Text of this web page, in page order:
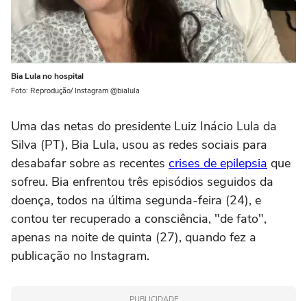
Bia Lula no hospital
Foto: Reprodução/ Instagram @bialula
Uma das netas do presidente Luiz Inácio Lula da
Silva (PT), Bia Lula, usou as redes sociais para
desabafar sobre as recentes crises de epilepsia que
sofreu. Bia enfrentou três episódios seguidos da
doença, todos na última segunda-feira (24), e
contou ter recuperado a consciência, "de fato",
apenas na noite de quinta (27), quando fez a
publicação no Instagram.